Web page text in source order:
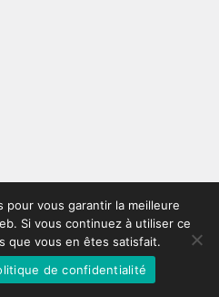
pour vous garantir la meilleure
Si vous continuez à utiliser ce
que vous en êtes satisfait.
de confidentialité